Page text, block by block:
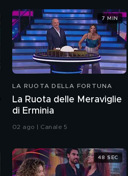
LA RUOTA DELLA FORTUNA
La Ruota delle Meraviglie
di Erminia
02 ago | Canale 5
7 MIN
48 SEC